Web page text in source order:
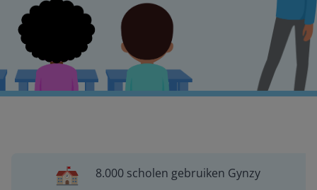
8.000 scholen gebruiken Gynzy